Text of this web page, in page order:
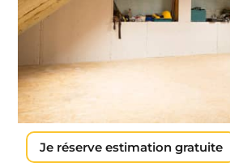
Je réserve estimation gratuite